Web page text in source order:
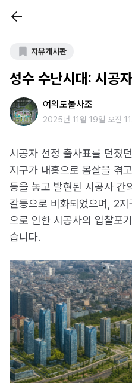
자유게시판
성수 수난시대: 시공
여의도불사조
2025년 11월 19일 오전
시공자 선정 출사표를 던졌
지구가 내홍으로 몸살을 겪
등을 놓고 발현된 시공사 간
갈등으로 비화되었으며, 2
으로 인한 시공사의 입찰포
습니다.